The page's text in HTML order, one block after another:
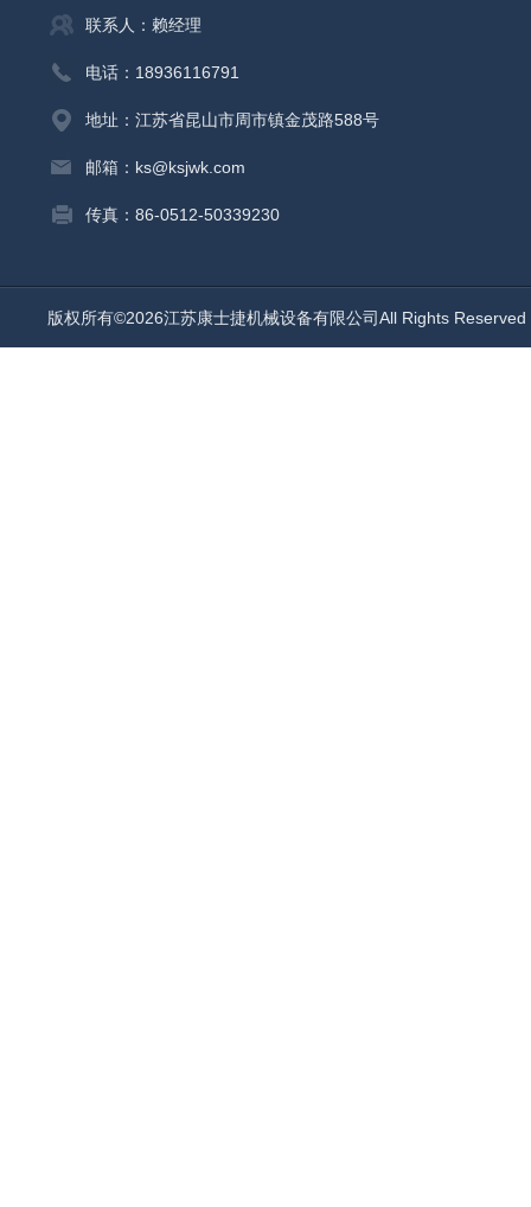
联系人：赖经理
电话：18936116791
地址：江苏省昆山市周市镇金茂路588号
邮箱：ks@ksjwk.com
传真：86-0512-50339230
版权所有©2026江苏康士捷机械设备有限公司All Rights